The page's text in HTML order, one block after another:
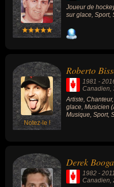
Joueur de
sur glace, Sport,
Notez-le !
Roberto
1981 -
Canadien
Artiste,
glace, Musicien
Musique, Sport,
Derek
1982 -
Canadien,